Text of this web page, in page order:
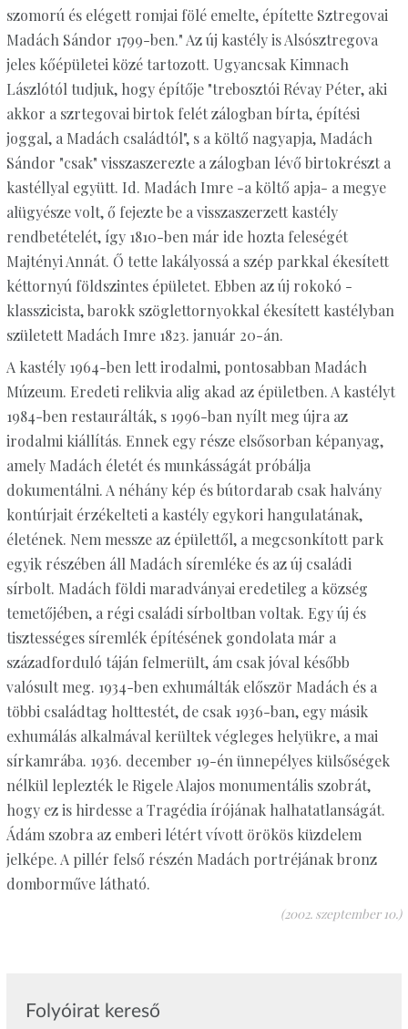
szomorú és elégett romjai fölé emelte, építette Sztregovai
Madách Sándor 1799-ben." Az új kastély is Alsósztregova
jeles kőépületei közé tartozott. Ugyancsak Kimnach
Lászlótól tudjuk, hogy építője "trebosztói Révay Péter, aki
akkor a szrtegovai birtok felét zálogban bírta, építési
joggal, a Madách családtól", s a költő nagyapja, Madách
Sándor "csak" visszaszerezte a zálogban lévő birtokrészt a
kastéllyal együtt. Id. Madách Imre -a költő apja- a megye
alügyésze volt, ő fejezte be a visszaszerzett kastély
rendbetételét, így 1810-ben már ide hozta feleségét
Majtényi Annát. Ő tette lakályossá a szép parkkal ékesített
kéttornyú földszintes épületet. Ebben az új rokokó -
klasszicista, barokk szöglettornyokkal ékesített kastélyban
született Madách Imre 1823. január 20-án.
A kastély 1964-ben lett irodalmi, pontosabban Madách
Múzeum. Eredeti relikvia alig akad az épületben. A kastélyt
1984-ben restaurálták, s 1996-ban nyílt meg újra az
irodalmi kiállítás. Ennek egy része elsősorban képanyag,
amely Madách életét és munkásságát próbálja
dokumentálni. A néhány kép és bútordarab csak halvány
kontúrjait érzékelteti a kastély egykori hangulatának,
életének. Nem messze az épülettől, a megcsonkított park
egyik részében áll Madách síremléke és az új családi
sírbolt. Madách földi maradványai eredetileg a község
temetőjében, a régi családi sírboltban voltak. Egy új és
tisztességes síremlék építésének gondolata már a
századforduló táján felmerült, ám csak jóval később
valósult meg. 1934-ben exhumálták először Madách és a
többi családtag holttestét, de csak 1936-ban, egy másik
exhumálás alkalmával kerültek végleges helyükre, a mai
sírkamrába. 1936. december 19-én ünnepélyes külsőségek
nélkül leplezték le Rigele Alajos monumentális szobrát,
hogy ez is hirdesse a Tragédia írójának halhatatlanságát.
Ádám szobra az emberi létért vívott örökös küzdelem
jelképe. A pillér felső részén Madách portréjának bronz
domborműve látható.
(2002. szeptember 10.)
Folyóirat kereső